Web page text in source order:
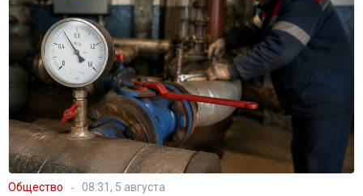
Общество 08:31, 5 августа